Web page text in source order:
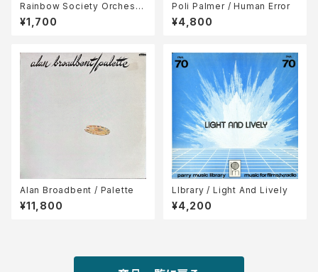
Rainbow Society Orchestr
a / All Of Me
¥1,700
Poli Palmer / Human Error
¥4,800
Alan Broadbent / Palette
¥11,800
LIbrary / Light And Lively
¥4,200